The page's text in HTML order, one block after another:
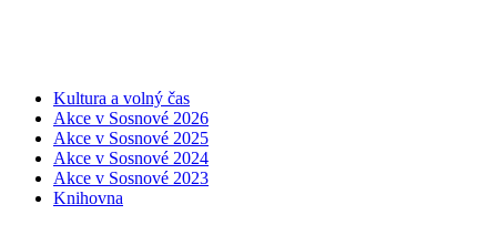
Kultura a volný čas
Akce v Sosnové 2026
Akce v Sosnové 2025
Akce v Sosnové 2024
Akce v Sosnové 2023
Knihovna